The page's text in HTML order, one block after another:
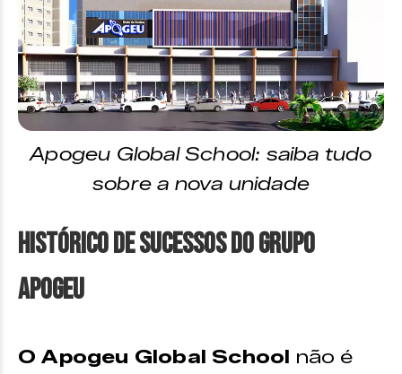
Apogeu Global School: saiba tudo
sobre a nova unidade
Histórico de Sucessos do Grupo
Apogeu
O Apogeu Global School não é